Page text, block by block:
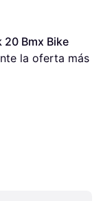
20 Bmx Bike
la oferta más